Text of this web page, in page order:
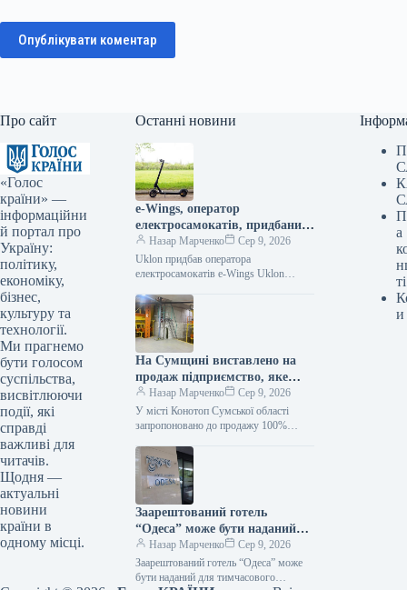
Опублікувати коментар
Про сайт
«Голос
країни» —
інформаційни
й портал про
Україну:
політику,
економіку,
бізнес,
культуру та
технології.
Ми прагнемо
бути голосом
суспільства,
висвітлюючи
події, які
справді
важливі для
читачів.
Щодня —
актуальні
новини
країни в
одному місці.
Останні новини
e-Wings, оператор
електросамокатів, придбаний
Uklon: подробиці угоди
Назар Марченко
Сер 9, 2026
Uklon придбав оператора
електросамокатів e-Wings Uklon
українського сервісу електросамокатів
e-Wings. Вартість угоди становила 97,6
На Сумщині виставлено на
продаж підприємство, яке
експортує 90% своєї
продукції.
Назар Марченко
Сер 9, 2026
У місті Конотоп Сумської області
запропоновано до продажу 100%
товаристві з обмеженою
відповідальністю “Крупинка СВС”.
Вартісна…
Заарештований готель
“Одеса” може бути наданий
для проживання внутрішньо
переміщених осіб.
Назар Марченко
Сер 9, 2026
Заарештований готель “Одеса” може
бути наданий для тимчасового
а
ті
и